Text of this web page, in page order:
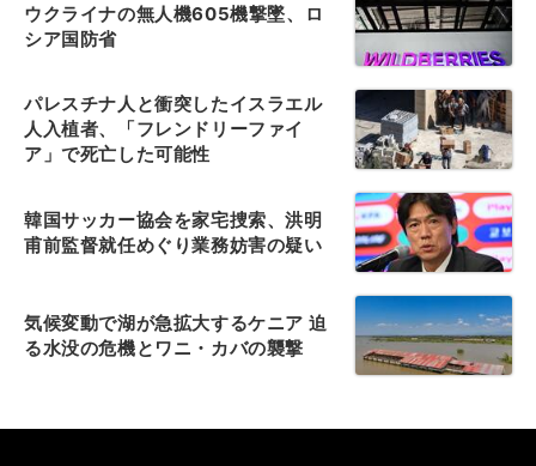
ウクライナの無人機605機撃墜、ロ
シア国防省
パレスチナ人と衝突したイスラエル
人入植者、「フレンドリーファイ
ア」で死亡した可能性
韓国サッカー協会を家宅捜索、洪明
甫前監督就任めぐり業務妨害の疑い
気候変動で湖が急拡大するケニア 迫
る水没の危機とワニ・カバの襲撃